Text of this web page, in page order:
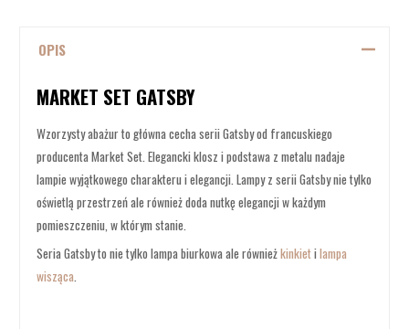
OPIS
MARKET SET GATSBY
Wzorzysty abażur to główna cecha serii Gatsby od francuskiego
producenta Market Set. Elegancki klosz i podstawa z metalu nadaje
lampie wyjątkowego charakteru i elegancji. Lampy z serii Gatsby nie tylko
oświetlą przestrzeń ale również doda nutkę elegancji w każdym
pomieszczeniu, w którym stanie.
Seria Gatsby to nie tylko lampa biurkowa ale równieżkinkiet i lampa
wisząca.